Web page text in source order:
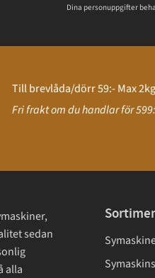
Dina personuppgifter
Till brevlåda/dörr 59:- Max 2kg
Fri frakt om du handlar för
sedan
alla